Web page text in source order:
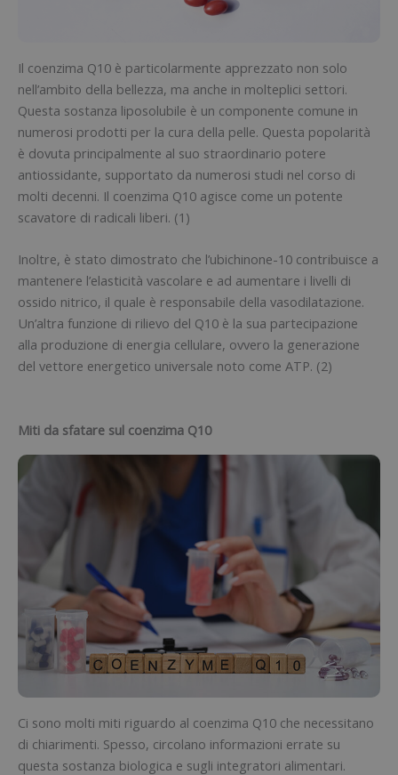
Il coenzima Q10 è particolarmente apprezzato non solo
nell’ambito della bellezza, ma anche in molteplici settori.
Questa sostanza liposolubile è un componente comune in
numerosi prodotti per la cura della pelle. Questa popolarità
è dovuta principalmente al suo straordinario potere
antiossidante, supportato da numerosi studi nel corso di
molti decenni. Il coenzima Q10 agisce come un potente
scavatore di radicali liberi. (1)
Inoltre, è stato dimostrato che l’ubichinone-10 contribuisce a
mantenere l’elasticità vascolare e ad aumentare i livelli di
ossido nitrico, il quale è responsabile della vasodilatazione.
Un’altra funzione di rilievo del Q10 è la sua partecipazione
alla produzione di energia cellulare, ovvero la generazione
del vettore energetico universale noto come ATP. (2)
Miti da sfatare sul coenzima Q10
Ci sono molti miti riguardo al coenzima Q10 che necessitano
di chiarimenti. Spesso, circolano informazioni errate su
questa sostanza biologica e sugli integratori alimentari.